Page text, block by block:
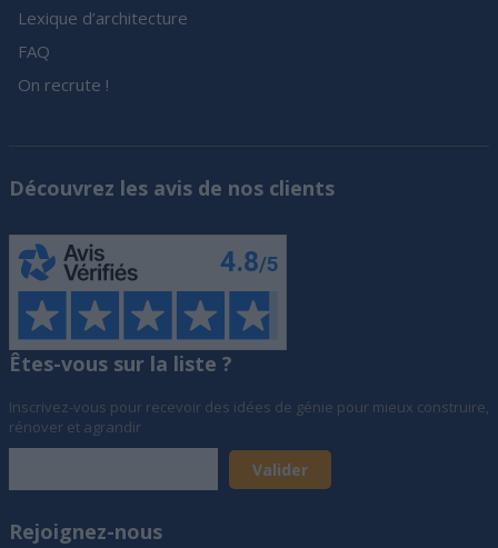
Lexique d’architecture
FAQ
On recrute !
Découvrez les avis de nos clients
Êtes-vous sur la liste ?
Inscrivez-vous pour recevoir des idées de génie pour mieux construire,
rénover et agrandir
Rejoignez-nous